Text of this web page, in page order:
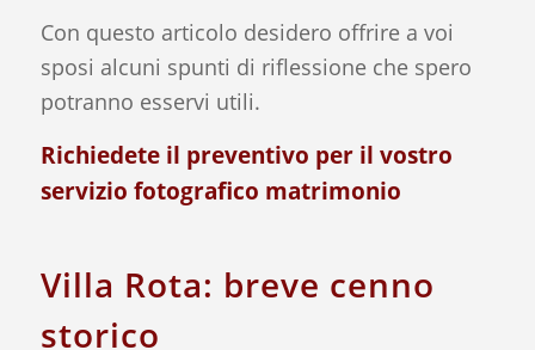
Con questo articolo desidero offrire a voi
sposi alcuni spunti di riflessione che spero
potranno esservi utili.
Richiedete il preventivo per il vostro
servizio fotografico matrimonio
Villa Rota: breve cenno
storico